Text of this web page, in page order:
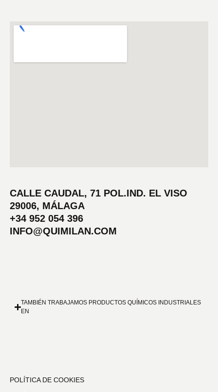
CALLE CAUDAL, 71 POL.IND. EL VISO
29006, MÁLAGA
+34 952 054 396
INFO@QUIMILAN.COM
TAMBIÉN TRABAJAMOS PRODUCTOS QUÍMICOS INDUSTRIALES
EN
POLÍTICA DE COOKIES